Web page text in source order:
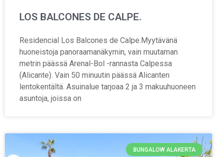
LOS BALCONES DE CALPE.
Residencial Los Balcones de Calpe.Myytävänä
huoneistoja panoraamanäkymin, vain muutaman
metrin päässä Arenal-Bol -rannasta Calpessa
(Alicante). Vain 50 minuutin päässä Alicanten
lentokentältä. Asuinalue tarjoaa 2 ja 3 makuuhuoneen
asuntoja, joissa on
BUNGALOW ALAKERTA